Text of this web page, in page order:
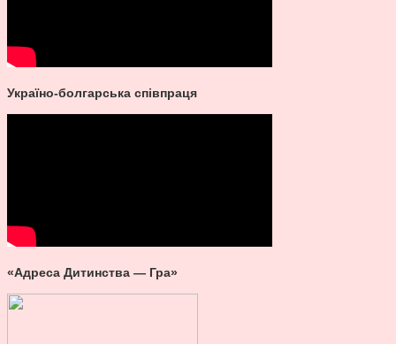
Україно-болгарська співпраця
«Адреса Дитинства — Гра»